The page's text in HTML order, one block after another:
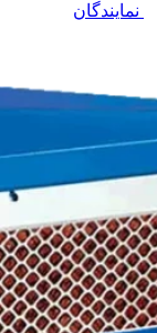
نمایندگان